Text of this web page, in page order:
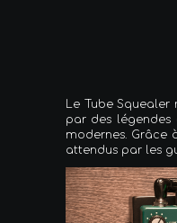
Le Tube Squealer
par des légendes
modernes. Grâce
attendus par les